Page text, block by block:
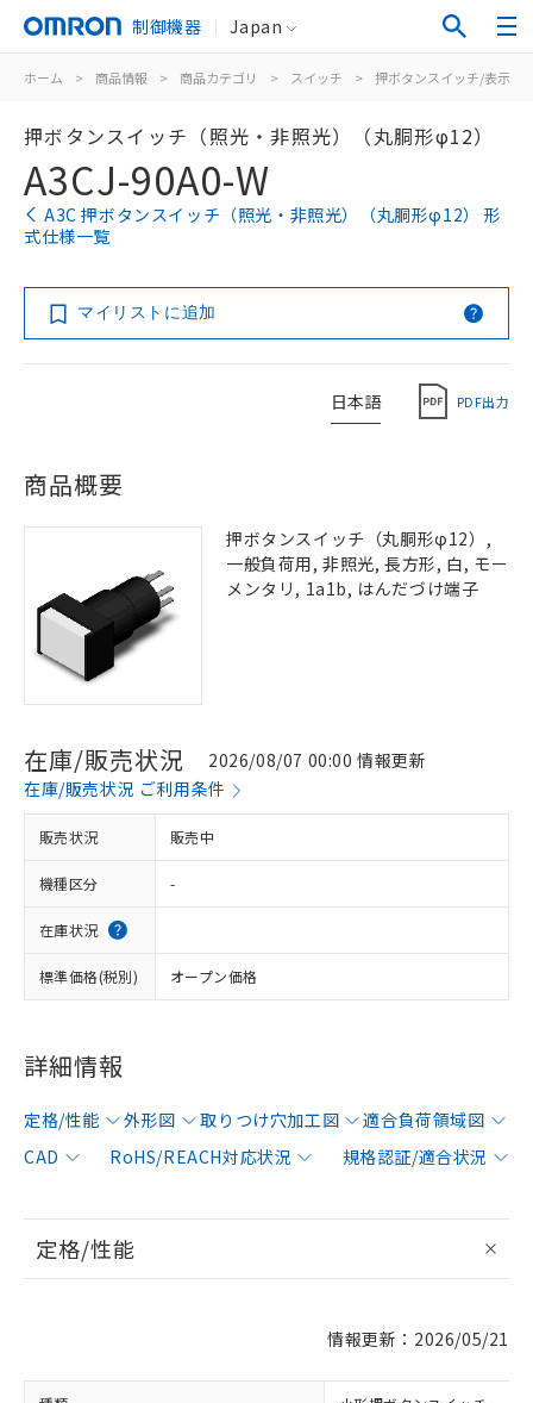
制御機器 Japan
ホーム > 商品情報 > 商品カテゴリ > スイッチ > 押ボタンスイッチ/表示灯
押ボタンスイッチ（照光・非照光）（丸胴形φ12）
A3CJ-90A0-W
A3C 押ボタンスイッチ（照光・非照光）（丸胴形φ12） 形
式仕様一覧
マイリストに追加
日本語 PDF出力
商品概要
押ボタンスイッチ（丸胴形φ12）,
一般負荷用, 非照光, 長方形, 白, モー
メンタリ, 1a1b, はんだづけ端子
在庫/販売状況
2026/08/07 00:00 情報更新
在庫/販売状況 ご利用条件
販売状況 販売中
機種区分 -
在庫状況
標準価格(税別) オープン価格
詳細情報
定格/性能 外形図 取りつけ穴加工図
適合負荷領域図
CAD
RoHS/REACH対応状況 規格認証/適合状況
定格/性能
情報更新：2026/05/21